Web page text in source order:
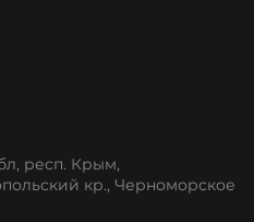
респ. Крым,
кр., Черноморское